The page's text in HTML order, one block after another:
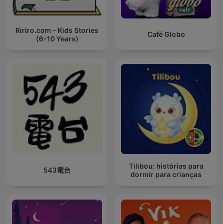
Ririro.com - Kids Stories
(6-10 Years)
Café Globo
543電台
Tilibou: histórias para
dormir para crianças